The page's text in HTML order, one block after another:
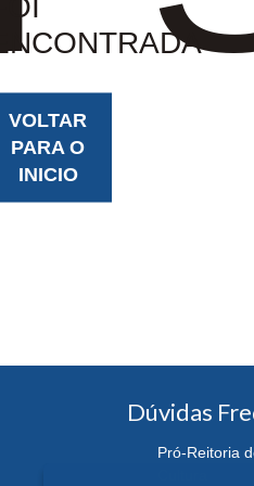
VOLTAR
PARA O
INICIO
Dúvidas
Pró-Reitoria